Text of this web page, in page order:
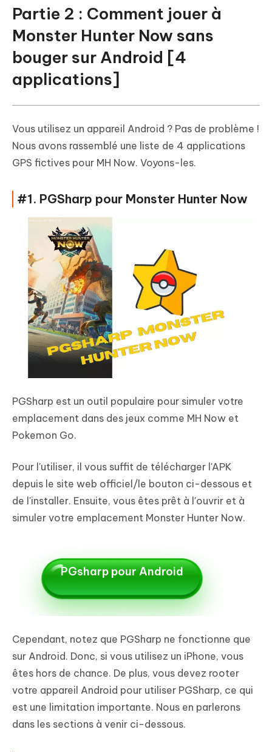
Partie 2 : Comment jouer à
Monster Hunter Now sans
bouger sur Android [4
applications]
Vous utilisez un appareil Android ? Pas de problème !
Nous avons rassemblé une liste de 4 applications
GPS fictives pour MH Now. Voyons-les.
#1. PGSharp pour Monster Hunter Now
PGSharp est un outil populaire pour simuler votre
emplacement dans des jeux comme MH Now et
Pokemon Go.
Pour l'utiliser, il vous suffit de télécharger l'APK
depuis le site web officiel/le bouton ci-dessous et
de l'installer. Ensuite, vous êtes prêt à l'ouvrir et à
simuler votre emplacement Monster Hunter Now.
PGsharp pour Android
Cependant, notez que PGSharp ne fonctionne que
sur Android. Donc, si vous utilisez un iPhone, vous
êtes hors de chance. De plus, vous devez rooter
votre appareil Android pour utiliser PGSharp, ce qui
est une limitation importante. Nous en parlerons
dans les sections à venir ci-dessous.